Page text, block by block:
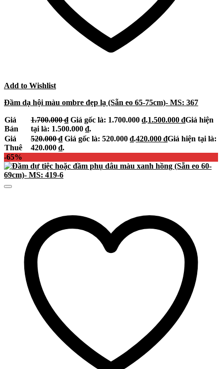
Add to Wishlist
Đầm dạ hội màu ombre đẹp lạ (Sẵn eo 65-75cm)- MS: 367
Giá
Bán
1.700.000₫ Giá gốc là: 1.700.000 ₫.1.500.000 ₫Giá hiện
tại là: 1.500.000 ₫.
Giá
Thuê
520.000₫ Giá gốc là: 520.000 ₫.420.000 ₫Giá hiện tại là:
420.000 ₫.
-65%